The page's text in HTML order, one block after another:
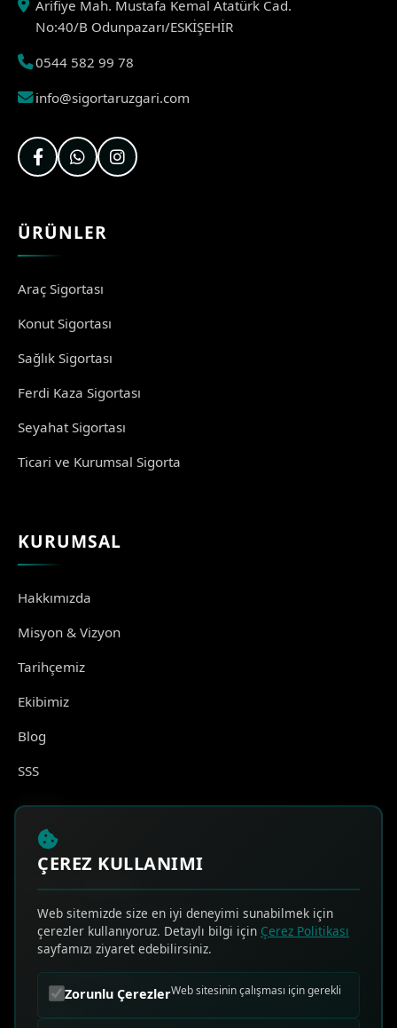
Arifiye Mah. Mustafa Kemal Atatürk Cad.
No:40/B Odunpazarı/ESKİŞEHİR
0544 582 99 78
info@sigortaruzgari.com
ÜRÜNLER
Araç Sigortası
Konut Sigortası
Sağlık Sigortası
Ferdi Kaza Sigortası
Seyahat Sigortası
Ticari ve Kurumsal Sigorta
KURUMSAL
Hakkımızda
Misyon & Vizyon
Tarihçemiz
Ekibimiz
Blog
SSS
İletişim
HIZLI ERİŞİM
Online Teklif Al
Sık Sorulan Sorular
ÇEREZ KULLANIMI
Web sitemizde size en iyi deneyimi sunabilmek için
çerezler kullanıyoruz. Detaylı bilgi için Çerez Politikası
sayfamızı ziyaret edebilirsiniz.
Zorunlu ÇerezlerWeb sitesinin çalışması için gerekli